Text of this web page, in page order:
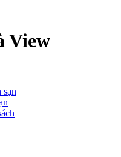
View
sạn